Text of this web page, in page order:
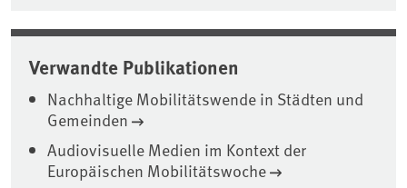
Verwandte Publikationen
Nachhaltige Mobilitätswende in Städten und
Gemeinden
Audiovisuelle Medien im Kontext der
Europäischen Mobilitätswoche